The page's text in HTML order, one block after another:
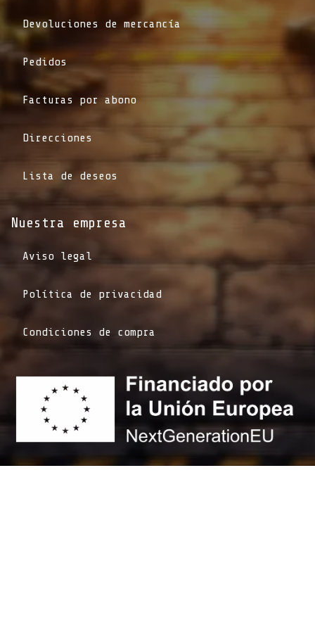
Devoluciones de mercancía
Pedidos
Facturas por abono
Direcciones
Lista de deseos
Nuestra empresa
Aviso legal
Política de privacidad
Condiciones de compra